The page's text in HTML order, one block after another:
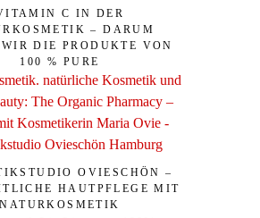
C IN DER
– DARUM
DIE PRODUKTE VON
100 % PURE
OVIESCHÖN –
HAUTPFLEGE MIT
NATURKOSMETIK